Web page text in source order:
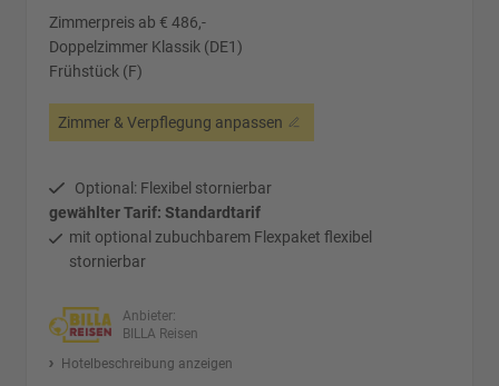
Zimmerpreis ab € 486,-
Doppelzimmer Klassik (DE1)
Frühstück (F)
Zimmer & Verpflegung anpassen
Optional: Flexibel stornierbar
gewählter Tarif: Standardtarif
mit optional zubuchbarem Flexpaket flexibel
stornierbar
Anbieter:
BILLA Reisen
Hotelbeschreibung anzeigen